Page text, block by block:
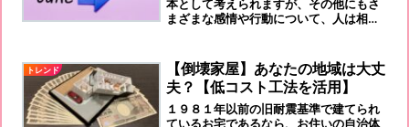
本として考えられますが、その他にもさ
まざまな感情や行動について、人は相手
トレンド
【倒壊家屋】あなたの地域は大丈
夫？【低コスト工法を活用】
１９８１年以前の旧耐震基準で建てられ
ているお宅であるなら、お住いの自治体